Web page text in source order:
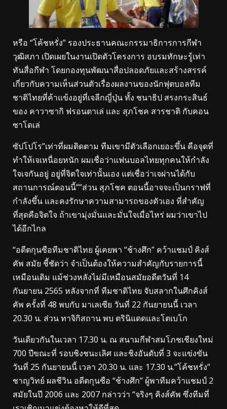
หรือ “โค้ชหรั่ง” รองประธานคณะกรรมาธิการการกีฬา
วุฒิสภา เปิดเผยในงานเปิดตัวโครงการ อบรมทักษะรู้เท่า
ทันสื่อกีฬา โดยกองทุนพัฒนาสื่อปลอดภัยและสร้างสรรค์
เกี่ยวกับความเห็นส่วนตัวเรื่องผลงานของนักฟุตบอลทีม
ชาติไทยที่ค้าแข้งอยู่ที่เจลีกญี่ปุ่น ทั้ง ชนาธิป สรงกระสินธ์
ของ คาวาซากิ ฟรอนตาเล่ และ สุภโชค สารชาติ กับคอน
ซาโดเล่
ซัปโปโร”เท่าที่ผมติดตาม ทีมเขามีตัวเลือกเยอะขึ้น คือจุดที่
ทำให้เจเหนื่อยหนัก ผมเชื่อว่าแฟนบอลไทยทุกคนให้กำลัง
ใจเจกันอยู่ อยู่ที่จิตใจเท่านั้นเอง แต่เชื่อว่าเจผ่านได้กับ
สถานการณ์ตอนนี้””ส่วน สุภโชค ตอนนี้อาจจะเป็นกราฟที่
กำลังขึ้น และคงรักษาความสามารถของตัวเอง ที่สำคัญ
ที่สุดคือจิตใจ ถ้าเขามุ่งมั่นและมั่นใจเมื่อไหร่ ผมว่าเขาไป
ได้อีกไกล
“อดีตกุนซือทีมชาติไทย ผู้เคยพา “ช้างศึก” คว้าแชมป์ คิงส์
คัพ สมัย ชี้ชัดว่า จำเป็นต้องให้ความสำคัญกับรายการนี้
เหมือนเดิม แม้ช่วงหลังไม่มีเหมือนสมัยอดีตวันที่ 14
กันยายน 2565 หลังจากที่ ทีมชาติไทย จับสลากในศึกคิงส์
คัพ ครั้งที่ 48 พบกับ มาเลเซีย วันที่ 22 กันยายนนี้ เวลา
20.30 น. ส่วน ทาจิกิสถาน พบ ตรินิแดดและโตเบโก
วันเดียวกันในเวลา 17.30 น. ณ สนามกีฬาสมโภชเชียงใหม่
700 ปีขณะที่ รอบชิงชนะเลิศ และชิงอันดับที่ 3 จะแข่งขัน
วันที่ 25 กันยายนนี้ เวลา 20.30 น. และ 17.30 น.”โค้ชหรั่ง”
ชาญวิทย์ ผลชีวิน อดีตกุนซือ “ช้างศึก” ผู้พาทีมคว้าแชมป์ 2
สมัยในปี 2006 และ 2007 กล่าวว่า “จริงๆ คิงส์คัพ ซึ่งทีมที่